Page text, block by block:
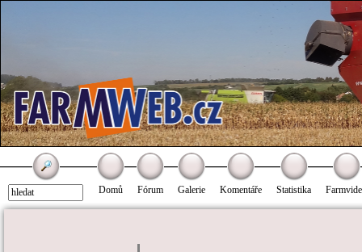
Domů Fórum Galerie Komentáře Statistika